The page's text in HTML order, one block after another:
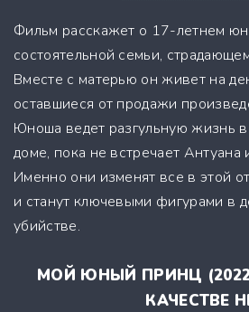
Фильм расскажет о 17-летнем
состоятельной семьи,
Вместе с матерью он живет на
оставшиеся от продажи
Юноша ведет разгульную жизнь
доме, пока не встречает Антуана
Именно они изменят все в этой
и станут ключевыми фигурами в
убийстве.
МОЙ ЮНЫЙ ПРИНЦ
КАЧЕСТВЕ